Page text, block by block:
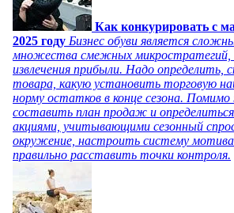
Как конкурировать с
2025 году Бизнес обуви является
множества смежных микростратегий,
извлечения прибыли. Надо определить,
товара, какую установить торговую
норму остатков в конце сезона.
составить план продаж и
акциями, учитывающими сезонный
окружение, настроить систему
правильно расставить точки контроля.